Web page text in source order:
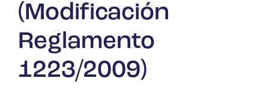
(Modificación
Reglamento
1223/2009)